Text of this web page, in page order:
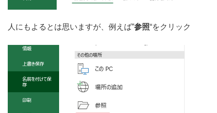
人にもよるとは思いますが、例えば”参照“をクリック